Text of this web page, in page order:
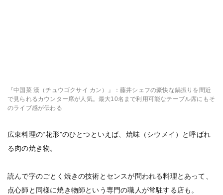
『中国菜 漢（チュウゴクサイ カン）』：藤井シェフの豪快な鍋振りを間近
で見られるカウンター席が人気。最大10名まで利用可能なテーブル席にもそ
のライブ感が伝わる
広東料理の“花形”のひとつといえば、焼味（シウメイ）と呼ばれ
る肉の焼き物。
読んで字のごとく焼きの技術とセンスが問われる料理とあって、
点心師と同様に焼き物師という専門の職人が常駐する店も。